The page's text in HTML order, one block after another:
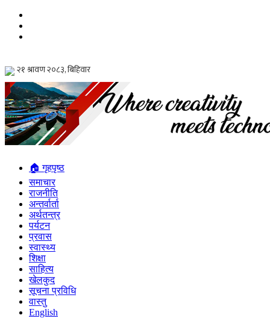
🏠 गृहपृष्ठ
समाचार
राजनीति
अन्तर्वार्ता
अर्थतन्त्र
पर्यटन
प्रवास
स्वास्थ्य
शिक्षा
साहित्य
खेलकुद
सूचना प्रविधि
वास्तु
English